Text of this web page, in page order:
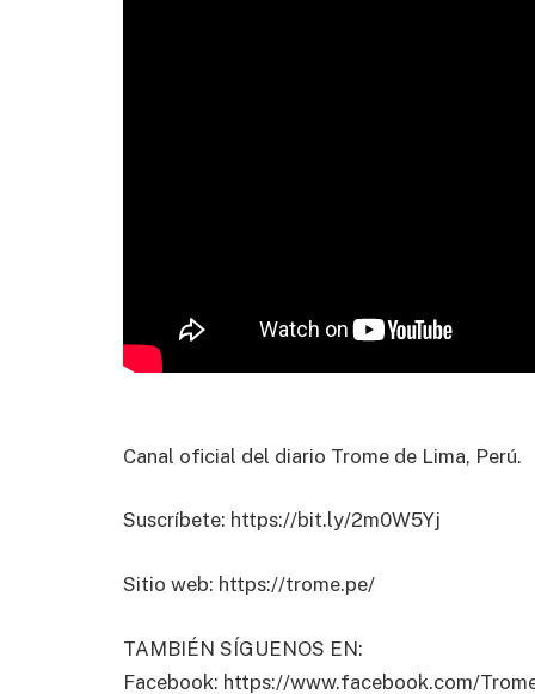
Canal oficial del diario Trome de Lima, Perú.
Suscríbete: https://bit.ly/2m0W5Yj
Sitio web: https://trome.pe/
TAMBIÉN SÍGUENOS EN:
Facebook: https://www.facebook.com/